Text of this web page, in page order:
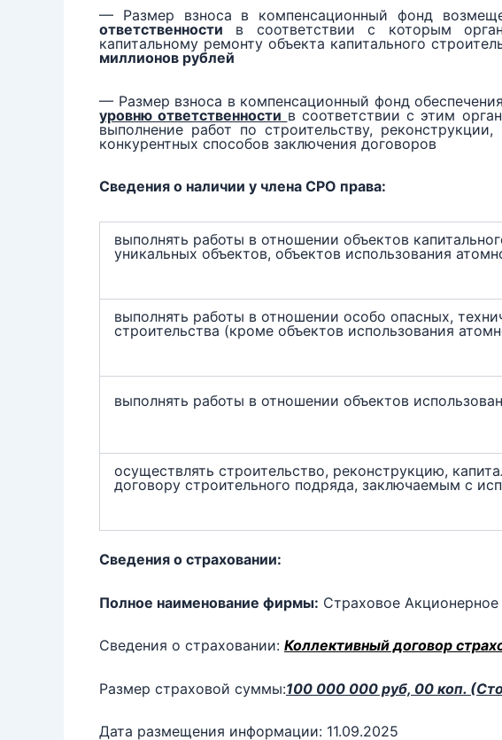
— Размер взноса в компенсационный фонд
ответственности в соответствии с которым
капитальному ремонту объекта капитального
миллионов рублей
— Размер взноса в компенсационный фонд
уровню ответственности в соответствии с этим
выполнение работ по строительству,
конкурентных способов заключения договоров
Сведения о наличии у члена СРО права:
выполнять работы в отношении объектов
уникальных объектов, объектов использования
выполнять работы в отношении особо опасных,
строительства (кроме объектов использования
выполнять работы в отношении объектов
осуществлять строительство, реконструкцию,
договору строительного подряда, заключаемым с
Сведения о страховании:
Полное наименование фирмы: Страховое
Сведения о страховании: Коллективный договор
Размер страховой суммы:100 000 000 руб, 00 коп.
Дата размещения информации: 11.09.2025